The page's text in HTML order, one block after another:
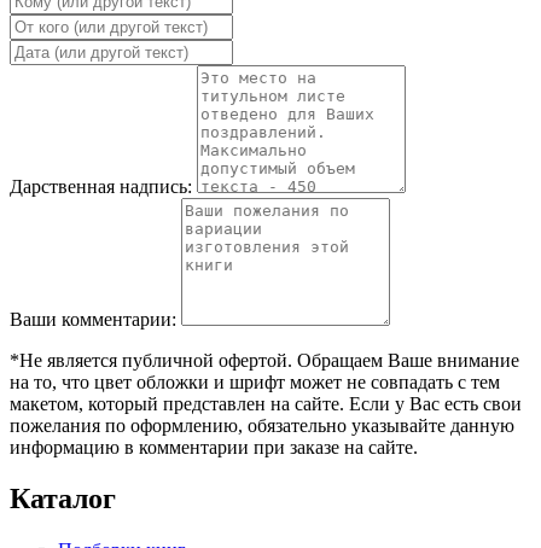
Дарственная надпись:
Ваши комментарии:
*Не является публичной офертой. Обращаем Ваше внимание
на то, что цвет обложки и шрифт может не совпадать с тем
макетом, который представлен на сайте. Если у Вас есть свои
пожелания по оформлению, обязательно указывайте данную
информацию в комментарии при заказе на сайте.
Каталог